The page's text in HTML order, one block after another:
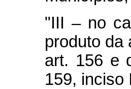
"III – no
produto da
art. 156 e
159, inciso